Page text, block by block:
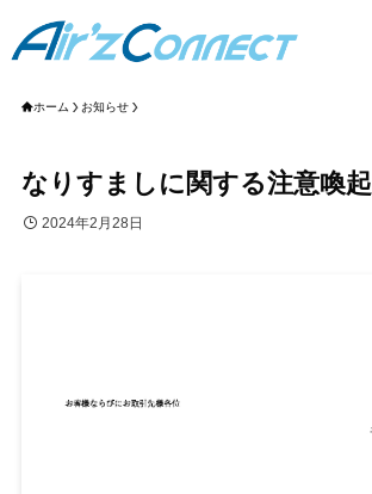
ホーム お知らせ
なりすましに関する注意喚起
2024年2月28日